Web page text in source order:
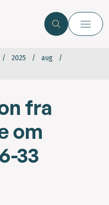
2025
aug
fra
om
33